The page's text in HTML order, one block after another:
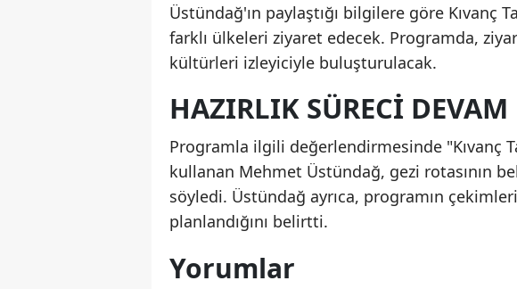
Üstündağ'ın paylaştığı bilgilere göre Kıvanç
farklı ülkeleri ziyaret edecek. Programda,
kültürleri izleyiciyle buluşturulacak.
HAZIRLIK SÜRECI DEVAM
Programla ilgili değerlendirmesinde "Kıvanç
kullanan Mehmet Üstündağ, gezi rotasının
söyledi. Üstündağ ayrıca, programın
planlandığını belirtti.
Yorumlar